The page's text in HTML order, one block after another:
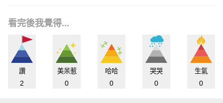
看完後我覺得...
讚
2
美呆惹
0
哈哈
0
哭哭
0
生氣
0